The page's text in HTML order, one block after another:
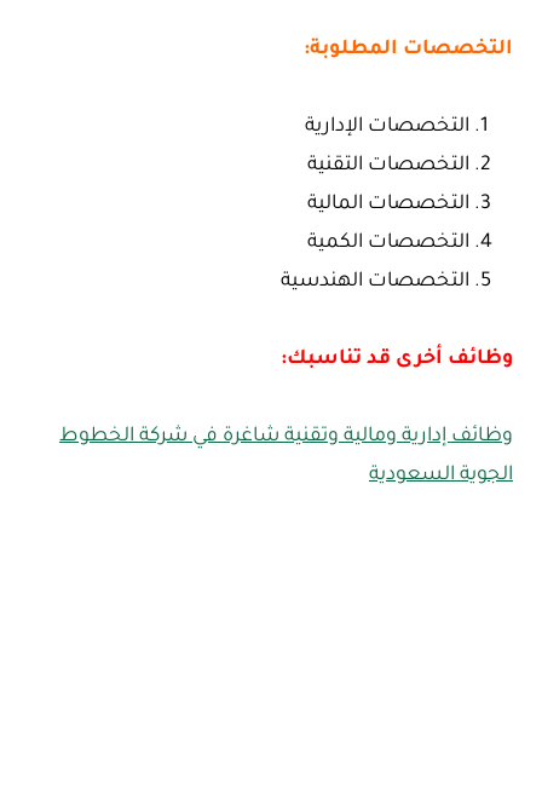
التخصصات المطلوبة:
التخصصات الإدارية
التخصصات التقنية
التخصصات المالية
التخصصات الكمية
التخصصات الهندسية
وظائف أخرى قد تناسبك:
وظائف إدارية ومالية وتقنية شاغرة في شركة الخطوط
الجوية السعودية